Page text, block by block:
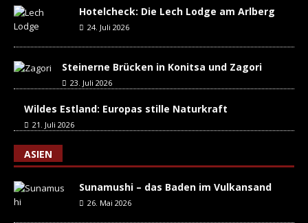
Hotelcheck: Die Lech Lodge am Arlberg
24. Juli 2026
Steinerne Brücken in Konitsa und Zagori
23. Juli 2026
Wildes Estland: Europas stille Naturkraft
21. Juli 2026
ASIEN
Sunamushi – das Baden im Vulkansand
26. Mai 2026